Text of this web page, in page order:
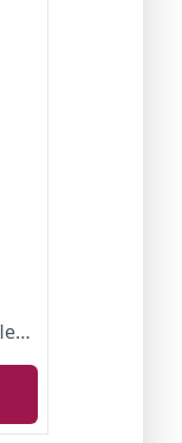
Neutrogena Norwegische Formel Fußpflege, Feuchtigkeitscreme die Hornhaut vorbeugt, 100ml